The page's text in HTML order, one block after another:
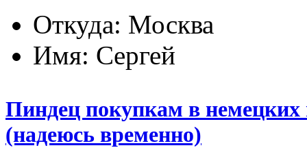
Откуда: Москва
Имя: Сергей
Пиндец покупкам в немецких
(надеюсь временно)